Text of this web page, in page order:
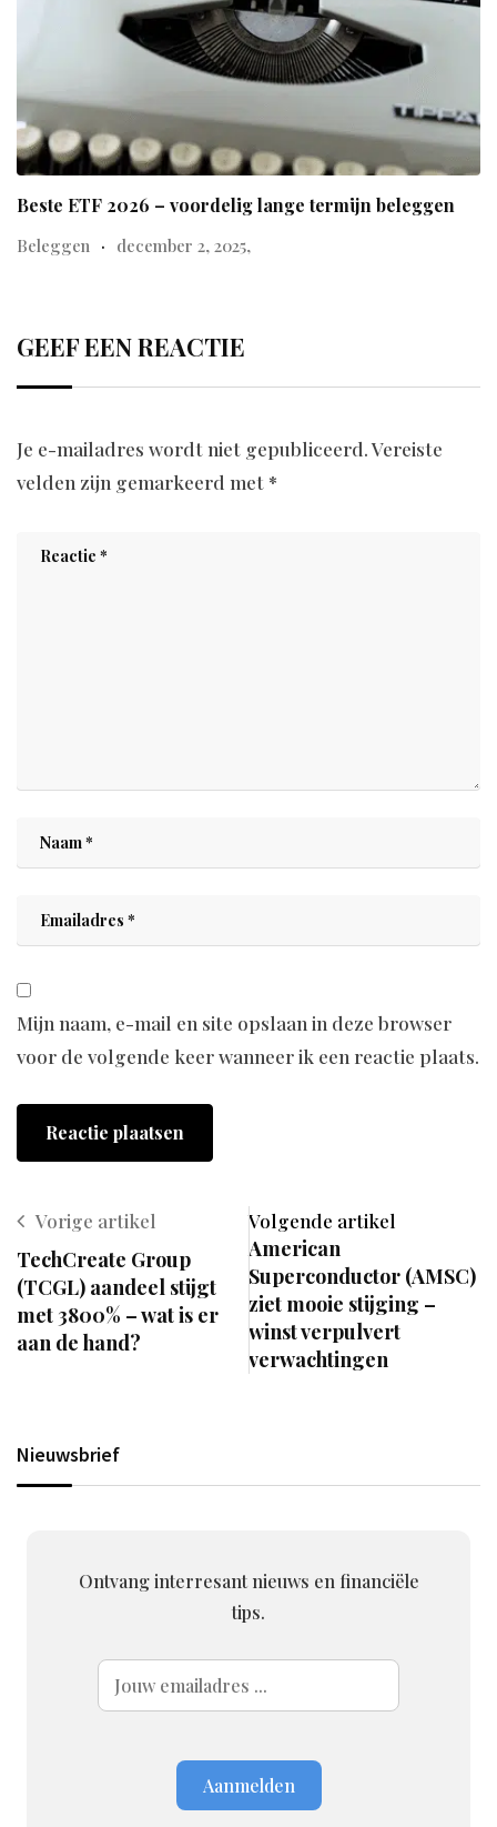
Beste ETF 2026 – voordelig lange termijn beleggen
Beleggen december 2, 2025,
GEEF EEN REACTIE
Je e-mailadres wordt niet gepubliceerd.Vereiste
velden zijn gemarkeerd met *
Mijn naam, e-mail en site opslaan in deze browser
voor de volgende keer wanneer ik een reactie plaats.
Vorige artikel
TechCreate Group
(TCGL) aandeel stijgt
met 3800% – wat is er
aan de hand?
Volgende artikel
American
Superconductor (AMSC)
ziet mooie stijging –
winst verpulvert
verwachtingen
Nieuwsbrief
Ontvang interresant nieuws en financiële
tips.